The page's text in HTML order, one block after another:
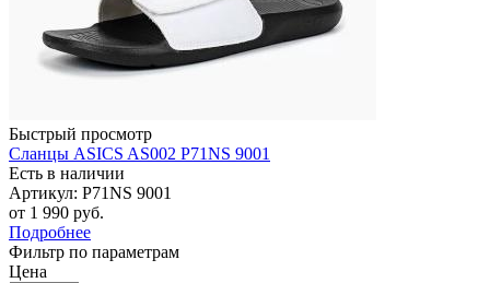
Быстрый просмотр
Сланцы ASICS AS002 P71NS 9001
Есть в наличии
Артикул: P71NS 9001
от 1 990 руб.
Подробнее
Фильтр по параметрам
Цена